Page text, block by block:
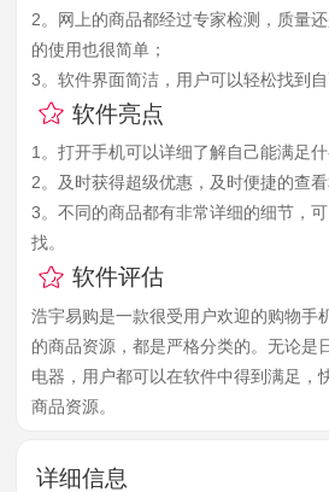
2。网上的商品都经过专家检测，质量
的使用也很简单；
3。软件界面简洁，用户可以轻松找到自
软件亮点
1。打开手机可以详细了解自己能满足
2。及时获得超级优惠，及时便捷的查看
3。不同的商品都有非常详细的细节，
找。
软件评估
浩宇易购是一款很受用户欢迎的购物手
的商品资源，都是严格分类的。无论是
电器，用户都可以在软件中得到满足，
商品资源。
详细信息